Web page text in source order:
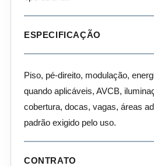
ESPECIFICAÇÃO
Piso, pé-direito, modulação,
quando aplicáveis, AVCB,
cobertura, docas, vagas, áreas
padrão exigido pelo uso.
CONTRATO